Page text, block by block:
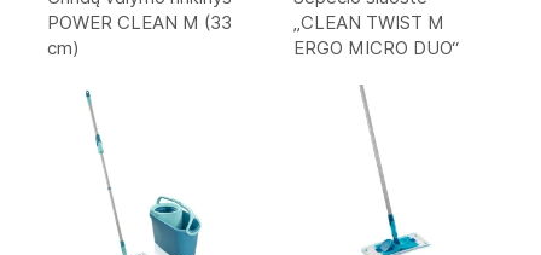
POWER CLEAN M (33
cm)
„CLEAN TWIST M
ERGO MICRO DUO“